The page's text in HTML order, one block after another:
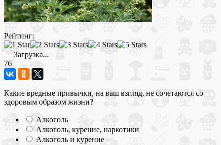
Рейтинг:
Загрузка...
76
Какие вредные привычки, на ваш взгляд, не сочетаются со
здоровым образом жизни?
Алкоголь
Алкоголь, курение, наркотики
Алкоголь и курение